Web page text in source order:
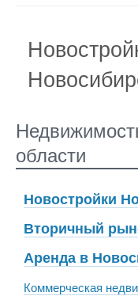
области
Новостройки
Вторичный
Аренда в
Коммерческая